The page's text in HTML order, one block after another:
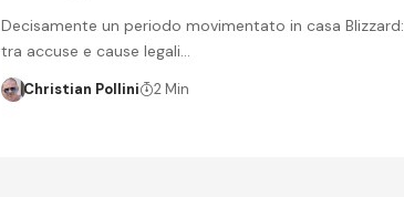
Decisamente un periodo movimentato in casa Blizzard:
tra accuse e cause legali…
Christian Pollini 2 Min